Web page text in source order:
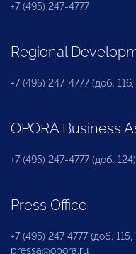
+7 (495) 247-4777
Regional
+7 (495) 247-4777 (доб. 116,
OPORA Business
+7 (495) 247-4777 (доб. 124)
Press Office
+7 (495) 247 4777 (доб. 115,
pressa@opora.ru